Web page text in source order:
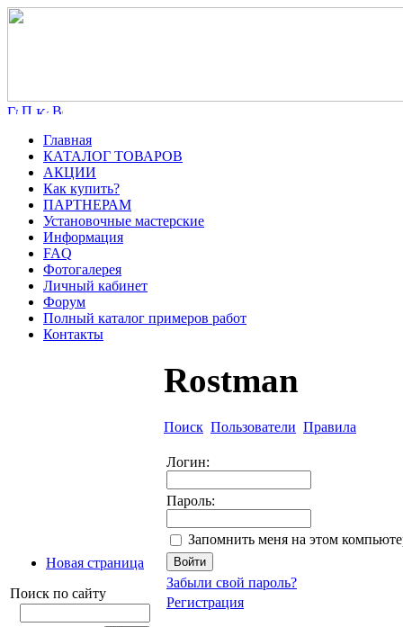
Главная
КАТАЛОГ ТОВАРОВ
АКЦИИ
Как купить?
ПАРТНЕРАМ
Установочные мастерские
Информация
FAQ
Фотогалерея
Личный кабинет
Форум
Полный каталог примеров работ
Контакты
Новая страница
Поиск по сайту
Rostman
Поиск Пользователи Правила
Логин:
Пароль:
Запомнить меня на этом
Забыли свой пароль?
Регистрация